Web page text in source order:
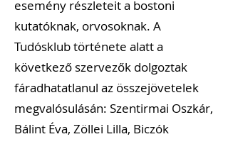
esemény részleteit a bostoni
kutatóknak, orvosoknak. A
Tudósklub története alatt a
következő szervezők dolgoztak
fáradhatatlanul az összejövetelek
megvalósulásán: Szentirmai Oszkár,
Bálint Éva, Zöllei Lilla, Biczók